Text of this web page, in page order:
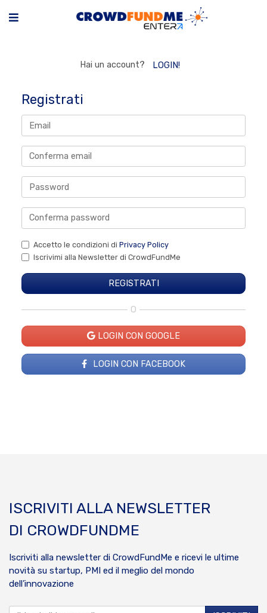
Hai un account? LOGIN!
Registrati
Accetto le condizioni di Privacy Policy
Iscrivimi alla Newsletter di CrowdFundMe
O
LOGIN CON GOOGLE
LOGIN CON FACEBOOK
ISCRIVITI ALLA NEWSLETTER
DI CROWDFUNDME
Iscriviti alla newsletter di CrowdFundMe e ricevi le ultime
novità su startup, PMI ed il meglio del mondo
dell’innovazione